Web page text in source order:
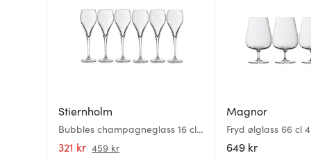
Stiernholm
Bubbles champagneglass 16 cl
6 stk klar
321 kr 459 kr
Magnor
Fryd ølglass 66 cl
649 kr